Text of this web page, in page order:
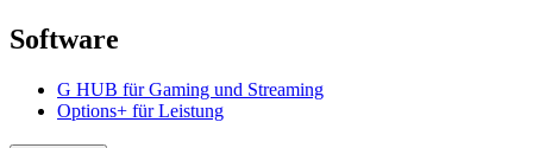
Software
G HUB für Gaming und Streaming
Options+ für Leistung